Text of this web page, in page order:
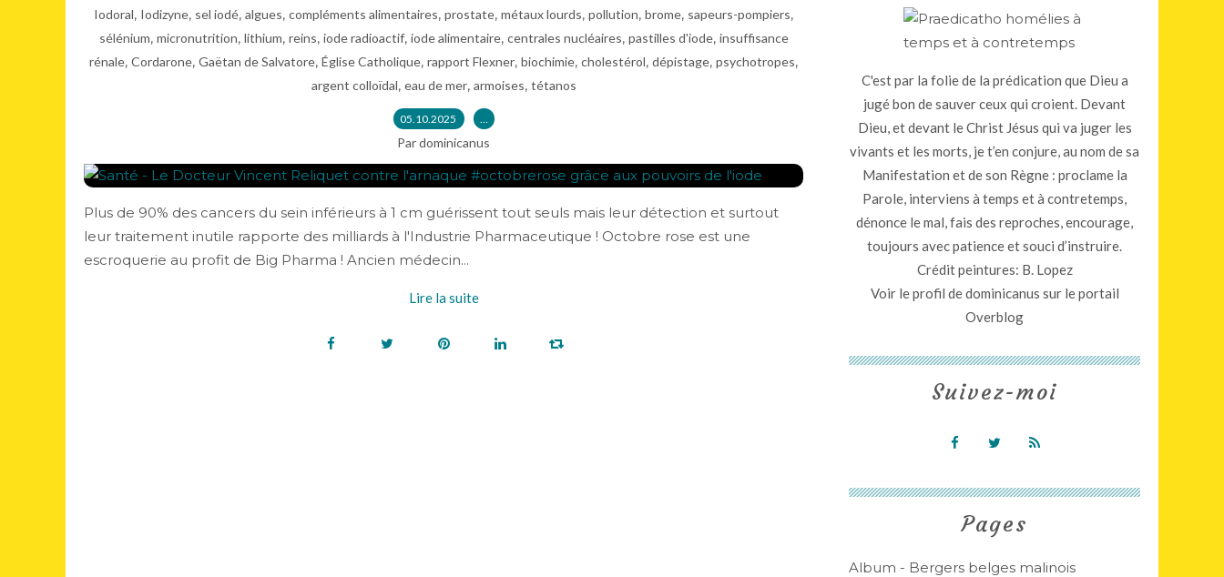
Iodoral, Iodizyne, sel iodé, algues, compléments alimentaires, prostate, métaux lourds, pollution, brome, sapeurs-pompiers,
sélénium, micronutrition, lithium, reins, iode radioactif, iode alimentaire, centrales nucléaires, pastilles d'iode, insuffisance
rénale, Cordarone, Gaëtan de Salvatore, Église Catholique, rapport Flexner, biochimie, cholestérol, dépistage, psychotropes,
argent colloïdal, eau de mer, armoises, tétanos
05.10.2025 …
Par dominicanus
Plus de 90% des cancers du sein inférieurs à 1 cm guérissent tout seuls mais leur détection et surtout
leur traitement inutile rapporte des milliards à l'Industrie Pharmaceutique ! Octobre rose est une
escroquerie au profit de Big Pharma ! Ancien médecin...
Lire la suite
Pages
Album - Bergers belges malinois
C'est par la folie de la prédication que Dieu a
jugé bon de sauver ceux qui croient. Devant
Dieu, et devant le Christ Jésus qui va juger les
vivants et les morts, je t’en conjure, au nom de sa
Manifestation et de son Règne : proclame la
Parole, interviens à temps et à contretemps,
dénonce le mal, fais des reproches, encourage,
toujours avec patience et souci d’instruire.
Crédit peintures: B. Lopez
Voir le profil dedominicanus sur le portail
Overblog
Suivez-moi